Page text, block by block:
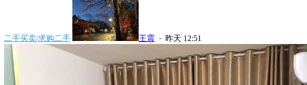
二手买卖/求购二手 王震 · 昨天 12:51